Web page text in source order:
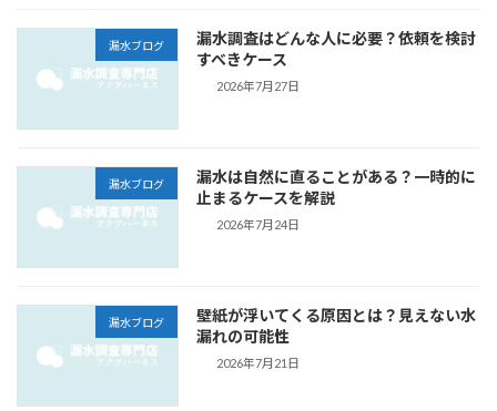
漏水ブログ
漏水調査はどんな人に必要？依頼を検討
すべきケース
2026年7月27日
漏水ブログ
漏水は自然に直ることがある？一時的に
止まるケースを解説
2026年7月24日
漏水ブログ
壁紙が浮いてくる原因とは？見えない水
漏れの可能性
2026年7月21日